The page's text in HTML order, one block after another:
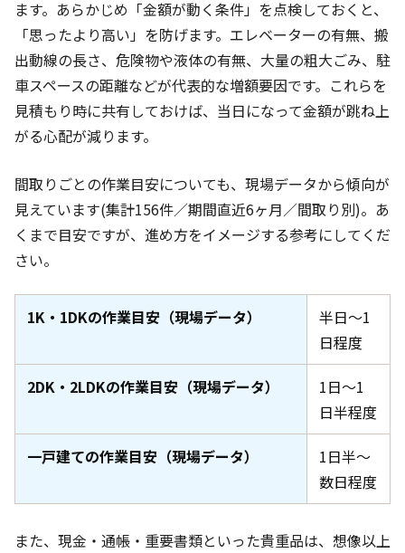
ます。あらかじめ「金額が動く条件」を点検しておくと、
「思ったより高い」を防げます。エレベーターの有無、搬
出動線の長さ、危険物や液体の有無、大量の粗大ごみ、駐
車スペースの距離などが代表的な増額要因です。これらを
見積もり時に共有しておけば、当日になって金額が跳ね上
がる心配が減ります。
間取りごとの作業目安についても、現場データから傾向が
見えています(集計156件／期間直近6ヶ月／間取り別)。あ
くまで目安ですが、進め方をイメージする参考にしてくだ
さい。
1K・1DKの作業目安（現場データ）
半日〜1
日程度
2DK・2LDKの作業目安（現場データ）
1日〜1
日半程度
一戸建ての作業目安（現場データ）
1日半〜
数日程度
また、現金・通帳・重要書類といった貴重品は、想像以上